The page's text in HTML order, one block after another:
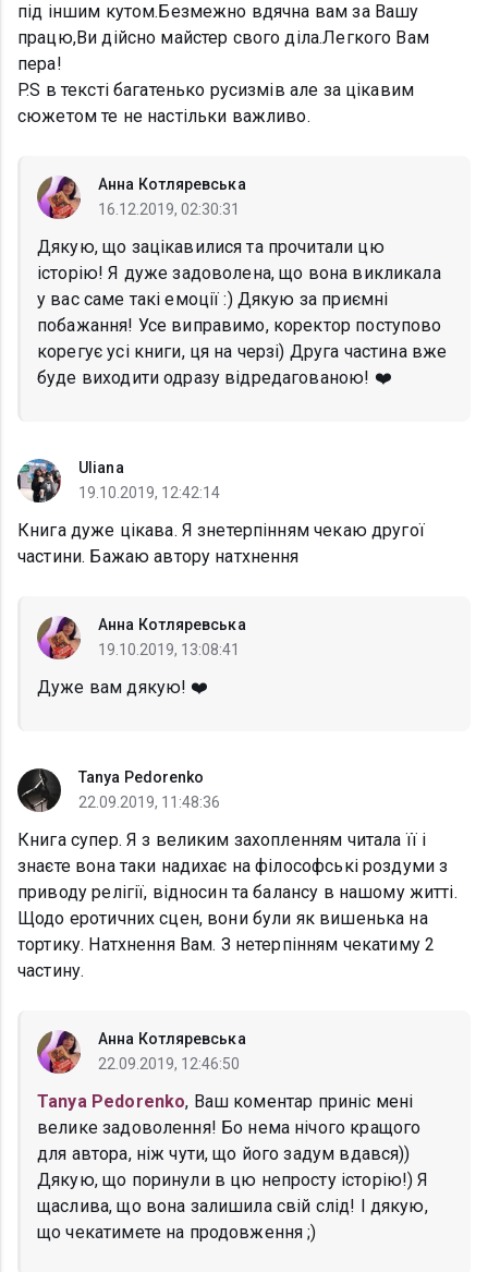
під іншим кутом.Безмежно вдячна вам за Вашу
працю,Ви дійсно майстер свого діла.Легкого Вам
пера!
P.S в тексті багатенько русизмів але за цікавим
сюжетом те не настільки важливо.
Анна Котляревська
16.12.2019, 02:30:31
Дякую, що зацікавилися та прочитали цю
історію! Я дуже задоволена, що вона викликала
у вас саме такі емоції :) Дякую за приємні
побажання! Усе виправимо, коректор поступово
корегує усі книги, ця на черзі) Друга частина вже
буде виходити одразу відредагованою! ❤️
Uliana
19.10.2019, 12:42:14
Книга дуже цікава. Я знетерпінням чекаю другої
частини. Бажаю автору натхнення
Анна Котляревська
19.10.2019, 13:08:41
Дуже вам дякую! ❤️
Tanya Pedorenko
22.09.2019, 11:48:36
Книга супер. Я з великим захопленням читала її і
знаєте вона таки надихає на філософські роздуми з
приводу релігії, відносин та балансу в нашому житті.
Щодо еротичних сцен, вони були як вишенька на
тортику. Натхнення Вам. З нетерпінням чекатиму 2
частину.
Анна Котляревська
22.09.2019, 12:46:50
Tanya Pedorenko, Ваш коментар приніс мені
велике задоволення! Бо нема нічого кращого
для автора, ніж чути, що його задум вдався))
Дякую, що поринули в цю непросту історію!) Я
щаслива, що вона залишила свій слід! І дякую,
що чекатимете на продовження ;)